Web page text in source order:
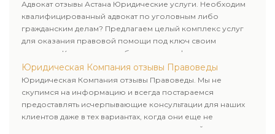
Адвокат отзывы Астана Юридические услуги. Необходим
квалифицированный адвокат по уголовным либо
гражданским делам? Предлагаем целый комплекс услуг
для оказания правовой помощи под ключ своим
клиентам. Комплексное обслуживание физических и
юридических лиц. Индивидуальный подход к каждому
клиенту.
Юридическая Компания отзывы Правоведы
Юридическая Компания отзывы Правоведы. Мы не
скупимся на информацию и всегда постараемся
предоставлять исчерпывающие консультации для наших
клиентов даже в тех вариантах, когда они еще не
пользовались юридическими услугами нашей компании.